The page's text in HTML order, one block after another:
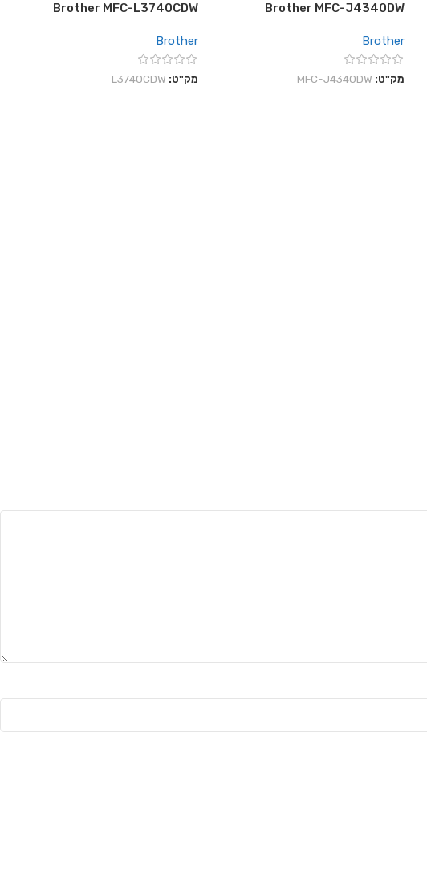
Brother MFC-J4340DW
Brother
מק"ט: ‎MFC-J4340DW
Brother MFC-L3740CDW
Brother
מק"ט: L3740CDW